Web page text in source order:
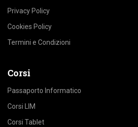
Privacy Policy
Cookies Policy
Termini e Condizioni
Corsi
Passaporto Informatico
Corsi LIM
Corsi Tablet